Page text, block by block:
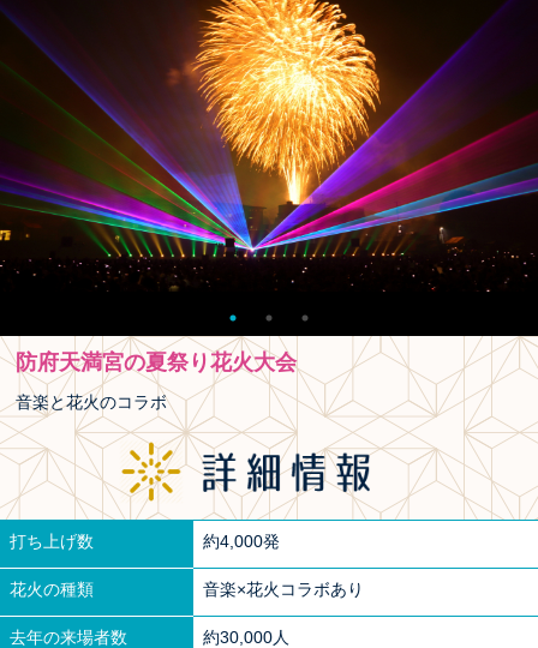
防府天満宮の夏祭り花火大会
音楽と花火のコラボ
打ち上げ数 約4,000発
花火の種類 音楽×花火コラボあり
去年の来場者数 約30,000人